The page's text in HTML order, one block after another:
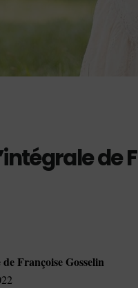
de
Françoise Gosselin